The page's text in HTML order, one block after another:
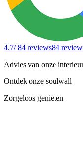
4.7/ 84 reviews84
Advies van onze
Ontdek onze soulwall
Zorgeloos genieten